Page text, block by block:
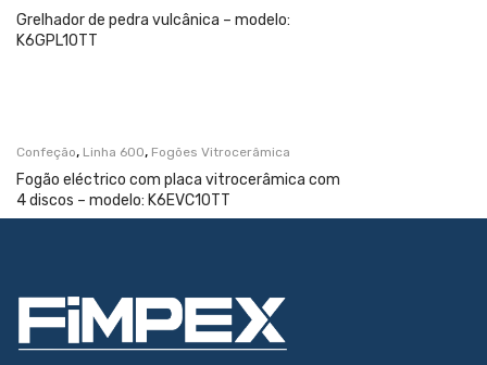
Grelhador de pedra vulcânica – modelo:
K6GPL10TT
Confeção, Linha 600, Fogões Vitrocerâmica
Fogão eléctrico com placa vitrocerâmica com
4 discos – modelo: K6EVC10TT